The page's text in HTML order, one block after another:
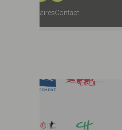
PartenairesContact